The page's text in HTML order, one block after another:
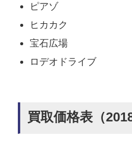
ピアゾ
ヒカカク
宝石広場
ロデオドライブ
買取価格表（